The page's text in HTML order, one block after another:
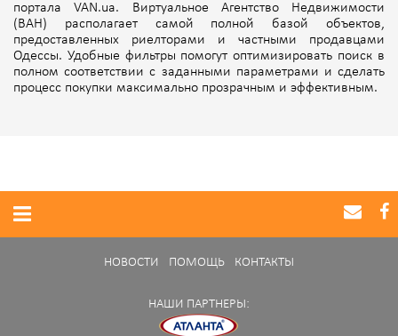
портала VAN.ua. Виртуальное Агентство Недвижимости
(ВАН) располагает самой полной базой объектов,
предоставленных риелторами и частными продавцами
Одессы. Удобные фильтры помогут оптимизировать поиск в
полном соответствии с заданными параметрами и сделать
процесс покупки максимально прозрачным и эффективным.
НОВОСТИ ПОМОЩЬ КОНТАКТЫ
НАШИ ПАРТНЕРЫ: